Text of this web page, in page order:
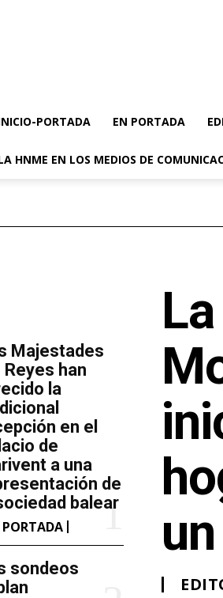
PORTADA EN PORTADA
HNME EN LOS MEDIOS DE
Majestades
Reyes han
la
en el
de
a una
de
balear
PORTADA
sondeos